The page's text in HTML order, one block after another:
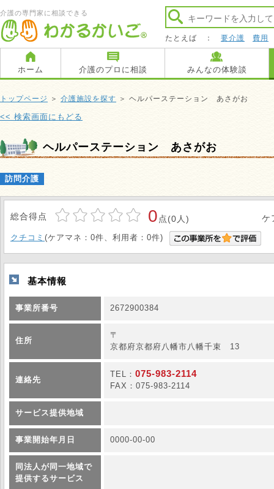
介護の専門家に相談できる
たとえば ： 要介護 費用
ホーム 介護のプロに相談 みんなの体験談
トップページ ＞ 介護施設を探す ＞ ヘルパーステーション あさがお
<< 検索画面にもどる
ヘルパーステーション あさがお
訪問介護
総合得点 0 点(0人) ケ
クチコミ (ケアマネ：0件、利用者：0件)
基本情報
事業所番号 2672900384
住所
〒
京都府京都府八幡市八幡千束 13
連絡先
TEL： 075-983-2114
FAX：075-983-2114
サービス提供地域
事業開始年月日 0000-00-00
同法人が同一地域で
提供するサービス